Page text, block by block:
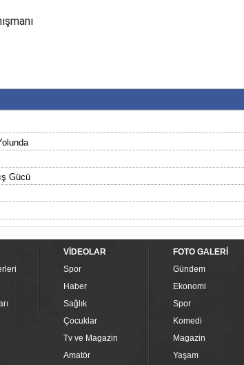
Gücü
VİDEOLAR
Spor
Haber
Sağlık
Çocuklar
Tv ve Magazin
Amatör
FOTO GALERİ
Gündem
Ekonomi
Spor
Komedi
Magazin
Yaşam